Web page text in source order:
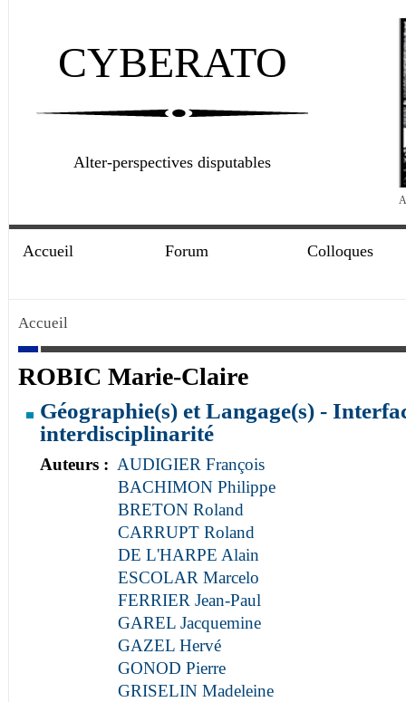
CYBERATO
Alter-perspectives disputables
Accueil Forum Colloques
Accueil
ROBIC Marie-Claire
Géographie(s) et Langage(s) -
interdisciplinarité
Auteurs : AUDIGIER François
BACHIMON Philippe
BRETON Roland
CARRUPT Roland
DE L'HARPE Alain
ESCOLAR Marcelo
FERRIER Jean-Paul
GAREL Jacquemine
GAZEL Hervé
GONOD Pierre
GRISELIN Madeleine